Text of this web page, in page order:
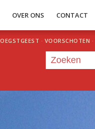
OVER ONS CONTACT
OEGSTGEEST · VOORSCHOTEN ·